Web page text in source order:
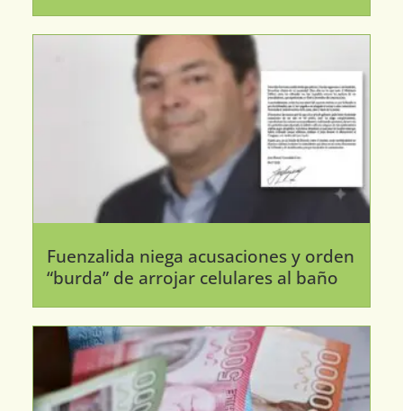
Fuenzalida niega acusaciones y orden
“burda” de arrojar celulares al baño